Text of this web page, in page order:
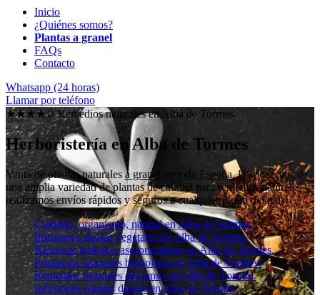
Inicio
¿Quiénes somos?
Plantas a granel
FAQs
Contacto
Whatsapp (24 horas)
Llamar por teléfono
★★★★✩ Remedios naturales en Alba de Tormes
Herboristería en Alba de Tormes
Venta de plantas naturalesa granel en toda España. Disponemos de
una amplia variedad de plantas de calidad para remedios naturales y
realizamos envíos rápidos y seguros a cualquier punto del país.
Cuidado, organismo, natural en Alba de Tormes.
Infusiones diarias vegetales en Alba de Tormes.
Bienestar holístico asesoramiento en Alba de Tormes.
Productos naturales herbolario en Alba de Tormes.
Remedios naturales descanso en Alba de Tormes.
Infusiones plantas diarias en Alba de Tormes.